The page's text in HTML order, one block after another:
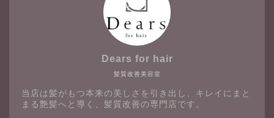
髪質改善美容室
Dears for hair
当店は髪がもつ本来の美しさを引き出し、キレイにまと
まる艶髪へと導く、髪質改善の専門店です。